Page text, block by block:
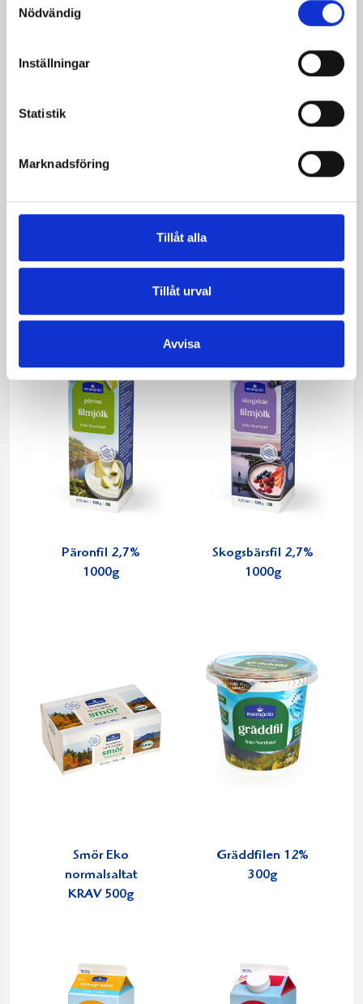
Nödvändig
Inställningar
Statistik
Marknadsföring
Tillåt alla
Tillåt urval
Avvisa
1,5% laktosfri 3dl
1000g
Päronfil 2,7%
1000g
Skogsbärsfil 2,7%
1000g
Smör Eko
normalsaltat
KRAV 500g
Gräddfilen 12%
300g